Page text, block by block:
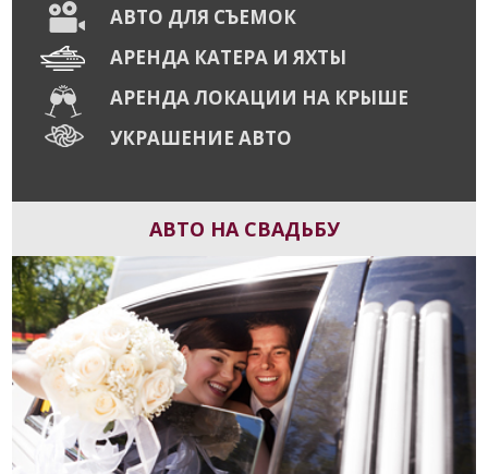
АВТО ДЛЯ СЪЕМОК
АРЕНДА КАТЕРА И ЯХТЫ
АРЕНДА ЛОКАЦИИ НА КРЫШЕ
УКРАШЕНИЕ АВТО
АВТО НА СВАДЬБУ